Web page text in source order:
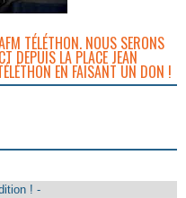
TÉLÉTHON. NOUS SERONS
DEPUIS LA PLACE JEAN
EN FAISANT UN DON !
! -